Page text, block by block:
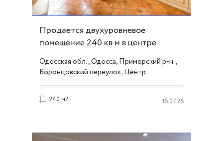
Продается двухуровневое
помещение 240 кв м в центре
города ID 17723
Одесская обл., Одесса, Приморский р-н.,
Воронцовский переулок, Центр
240 м2 16.07.26